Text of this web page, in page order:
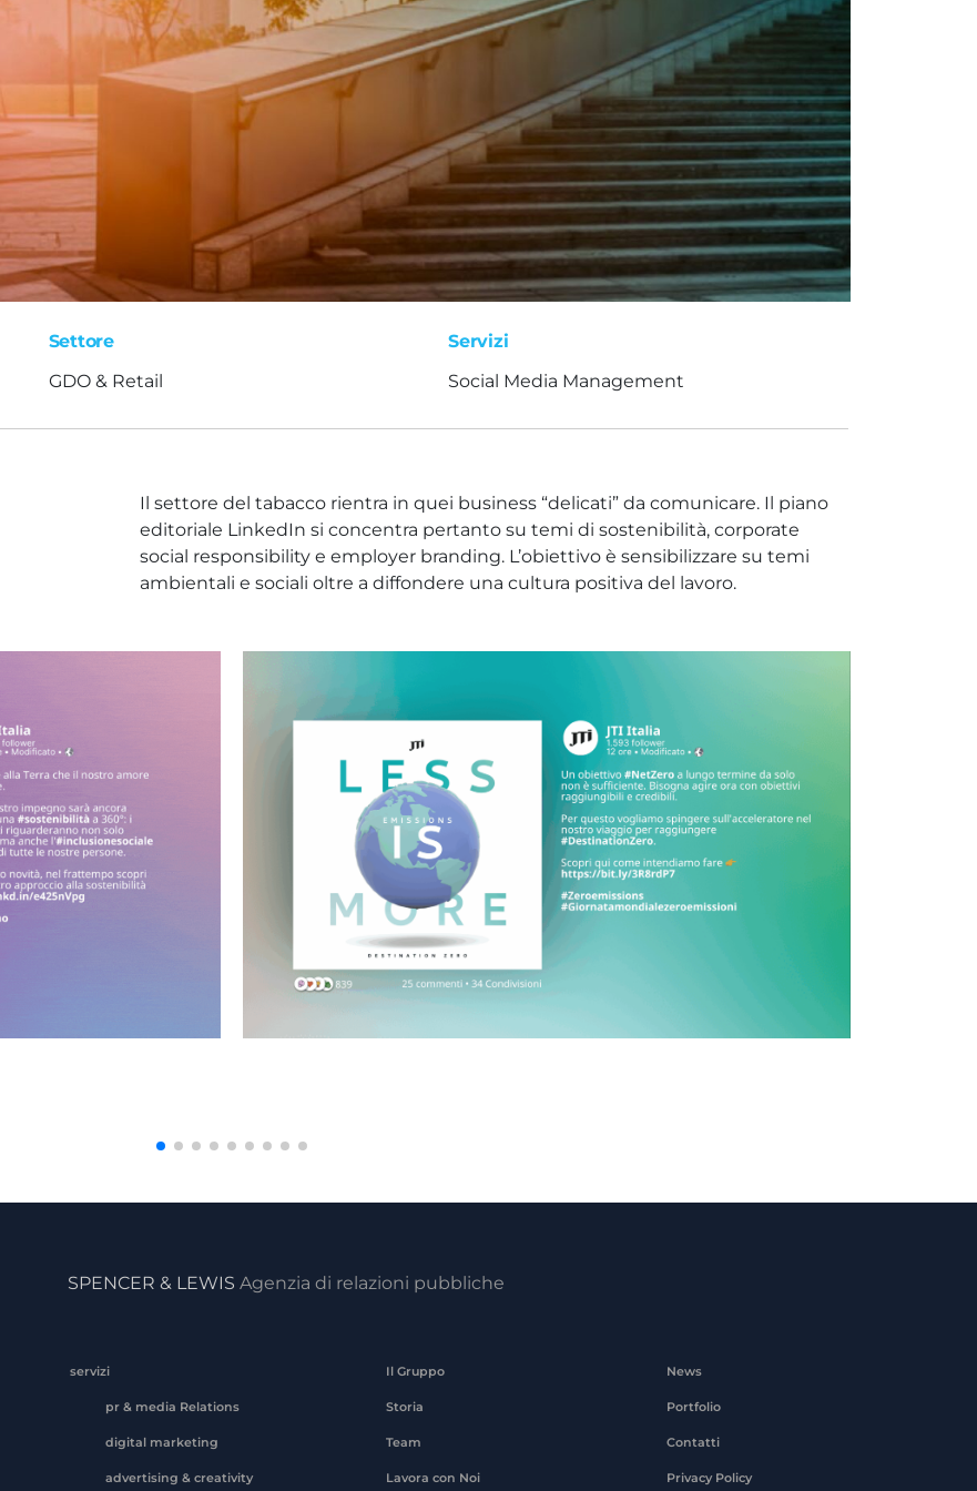
Settore
GDO & Retail
Servizi
Social Media Management
Il settore del tabacco rientra in quei business “delicati” da comunicare. Il piano
editoriale LinkedIn si concentra pertanto su temi di sostenibilità, corporate
social responsibility e employer branding. L’obiettivo è sensibilizzare su temi
ambientali e sociali oltre a diffondere una cultura positiva del lavoro.
SPENCER & LEWISAgenzia di relazioni pubbliche
servizi
pr & media Relations
digital marketing
advertising & creativity
Il Gruppo
Storia
Team
Lavora con Noi
News
Portfolio
Contatti
Privacy Policy